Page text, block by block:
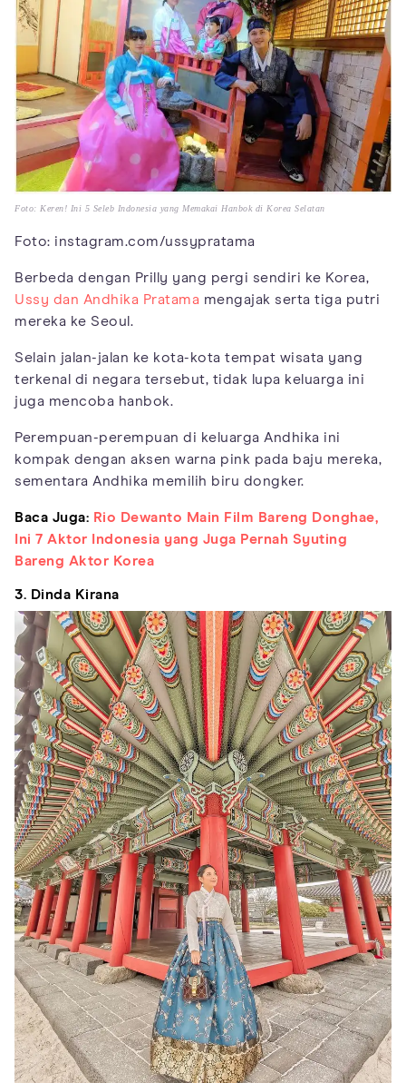
Foto: Keren! Ini 5 Seleb Indonesia yang Memakai Hanbok di Korea Selatan
Foto: instagram.com/ussypratama
Berbeda dengan Prilly yang pergi sendiri ke Korea,
Ussy dan Andhika Pratama mengajak serta tiga putri
mereka ke Seoul.
Selain jalan-jalan ke kota-kota tempat wisata yang
terkenal di negara tersebut, tidak lupa keluarga ini
juga mencoba hanbok.
Perempuan-perempuan di keluarga Andhika ini
kompak dengan aksen warna pink pada baju mereka,
sementara Andhika memilih biru dongker.
Baca Juga: Rio Dewanto Main Film Bareng Donghae,
Ini 7 Aktor Indonesia yang Juga Pernah Syuting
Bareng Aktor Korea
3. Dinda Kirana